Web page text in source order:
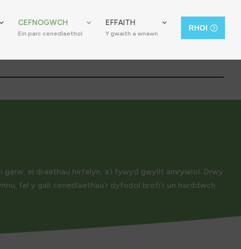
CEFNOGWCH
Ein parc cenedlaethol
EFFAITH
Y gwaith a wnawn
RHOI
garw, ei draethau hirfelyn, a’i fywyd gwyllt amrywiol. Drwy
fel y gall cenedlaethau’r dyfodol brofi’r un harddwch